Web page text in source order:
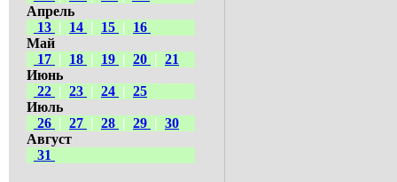
Апрель
13 | 14 | 15 |
16
Май
17 | 18 | 19 | 20 | 21
Июнь
22 | 23 | 24 | 25
Июль
26 | 27 | 28 | 29 | 30
Август
31